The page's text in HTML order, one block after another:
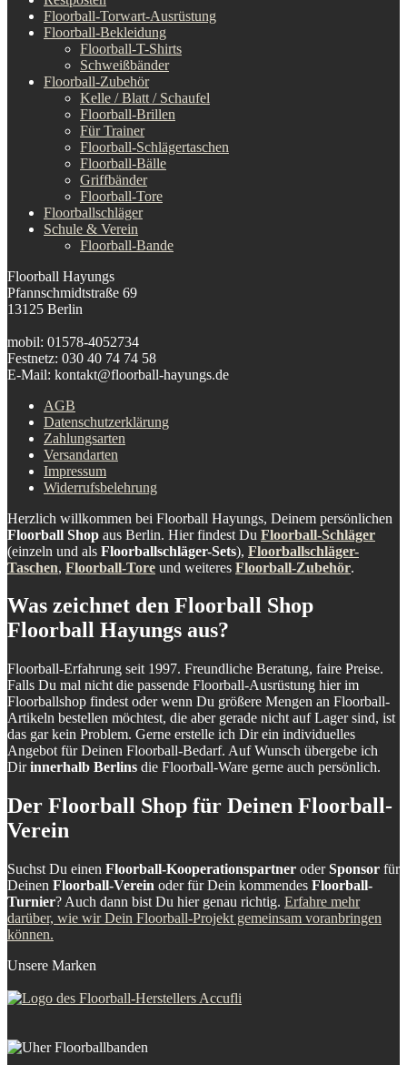
Floorball-Torwart-Ausrüstung
Floorball-Bekleidung
Floorball-T-Shirts
Schweißbänder
Floorball-Zubehör
Kelle / Blatt / Schaufel
Floorball-Brillen
Für Trainer
Floorball-Schlägertaschen
Floorball-Bälle
Griffbänder
Floorball-Tore
Floorballschläger
Schule & Verein
Floorball-Bande
Floorball Hayungs
Pfannschmidtstraße 69
13125 Berlin
mobil: 01578-4052734
Festnetz: 030 40 74 74 58
E-Mail: kontakt@floorball-hayungs.de
AGB
Datenschutzerklärung
Zahlungsarten
Versandarten
Impressum
Widerrufsbelehrung
Herzlich willkommen bei Floorball Hayungs, Deinem persönlichen
Floorball Shop aus Berlin. Hier findest Du Floorball-Schläger
(einzeln und als Floorballschläger-Sets), Floorballschläger-
Taschen, Floorball-Tore und weiteres Floorball-Zubehör.
Was zeichnet den Floorball Shop
Floorball Hayungs aus?
Floorball-Erfahrung seit 1997. Freundliche Beratung, faire Preise.
Falls Du mal nicht die passende Floorball-Ausrüstung hier im
Floorballshop findest oder wenn Du größere Mengen an Floorball-
Artikeln bestellen möchtest, die aber gerade nicht auf Lager sind, ist
das gar kein Problem. Gerne erstelle ich Dir ein individuelles
Angebot für Deinen Floorball-Bedarf. Auf Wunsch übergebe ich
Dirinnerhalb Berlins die Floorball-Ware gerne auch persönlich.
Der Floorball Shop für Deinen Floorball-
Verein
Suchst Du einen Floorball-Kooperationspartner oderSponsor für
Deinen Floorball-Verein oder für Dein kommendes Floorball-
Turnier? Auch dann bist Du hier genau richtig. Erfahre mehr
darüber, wie wir Dein Floorball-Projekt gemeinsam voranbringen
können.
Unsere Marken